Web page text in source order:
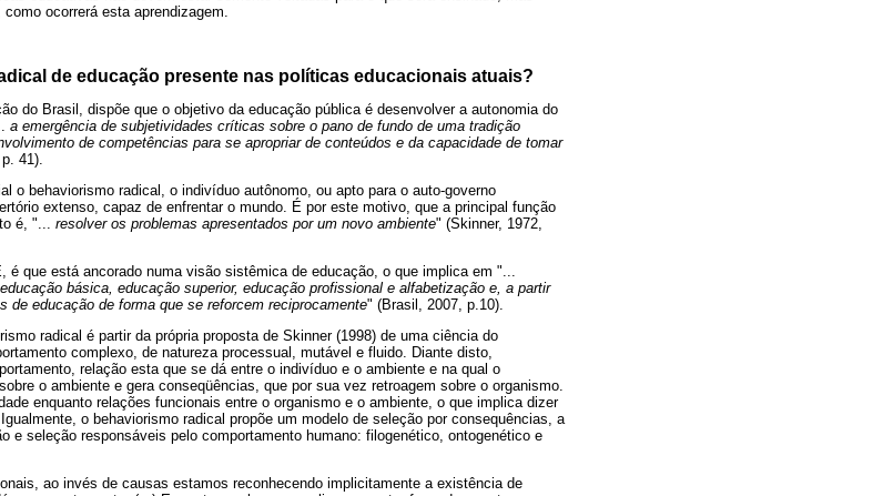
ocorrerá esta aprendizagem.
de educação presente nas políticas educacionais atuais?
do Brasil, dispõe que o objetivo da educação pública é desenvolver a autonomia do
a emergência de subjetividades críticas sobre o pano de fundo de uma tradição
de competências para se apropriar de conteúdos e da capacidade de tomar
41).
o behaviorismo radical, o indivíduo autônomo, ou apto para o auto-governo
extenso, capaz de enfrentar o mundo. É por este motivo, que a principal função
é, "... resolver os problemas apresentados por um novo ambiente" (Skinner, 1972,
é que está ancorado numa visão sistêmica de educação, o que implica em "...
básica, educação superior, educação profissional e alfabetização e, a partir
educação de forma que se reforcem reciprocamente" (Brasil, 2007, p.10).
radical é partir da própria proposta de Skinner (1998) de uma ciência do
complexo, de natureza processual, mutável e fluido. Diante disto,
relação esta que se dá entre o indivíduo e o ambiente e na qual o
o ambiente e gera conseqüências, que por sua vez retroagem sobre o organismo.
enquanto relações funcionais entre o organismo e o ambiente, o que implica dizer
o behaviorismo radical propõe um modelo de seleção por consequências, a
e seleção responsáveis pelo comportamento humano: filogenético, ontogenético e
ao invés de causas estamos reconhecendo implicitamente a existência de